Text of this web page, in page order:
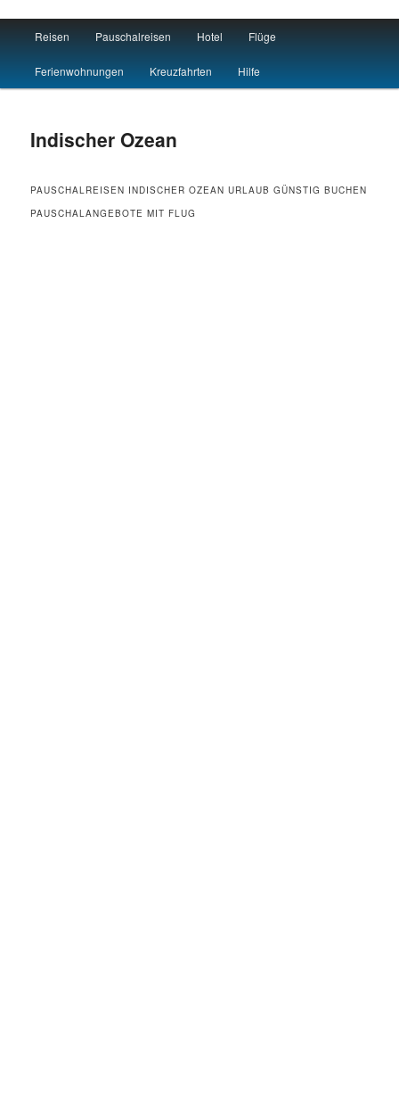
Reisen Hotel Flug
Skip to primary content
Skip to secondary content
Reisen Pauschalreisen Hotel Flüge
Ferienwohnungen Kreuzfahrten Hilfe
Indischer Ozean
PAUSCHALREISEN INDISCHER OZEAN URLAUB GÜNSTIG BUCHEN
PAUSCHALANGEBOTE MIT FLUG